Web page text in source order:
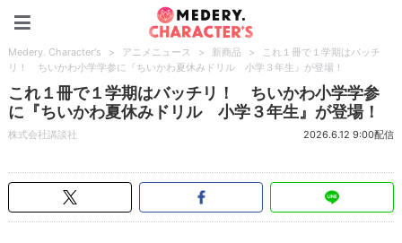
Medery. Character's > アニメニュース > 新商品 >
これ１冊で１学期はバッチ
リ！ ちいかわ小学学参に『ちいかわ夏休みドリル 小学３年生』が登場！
これ１冊で１学期はバッチリ！ ちいかわ小学学参
に『ちいかわ夏休みドリル 小学３年生』が登場！
株式会社講談社 2026.6.12 9:00配信